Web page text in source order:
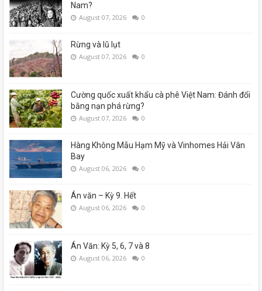
Nam?
August 07, 2026 0
Rừng và lũ lụt
August 07, 2026 0
Cường quốc xuất khẩu cà phê Việt Nam: Đánh đổi
bằng nạn phá rừng?
August 07, 2026 0
Hàng Không Mẫu Hạm Mỹ và Vinhomes Hải Vân
Bay
August 06, 2026 0
Án văn – Kỳ 9. Hết
August 06, 2026 0
Án Văn: Kỳ 5, 6, 7 và 8
August 06, 2026 0